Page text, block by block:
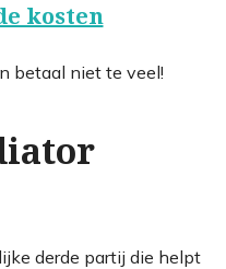
kosten
betaal niet te veel!
derde partij die helpt